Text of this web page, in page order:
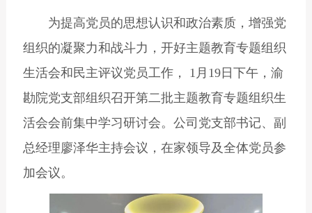
为提高党员的思想认识和政治素质，增强党
组织的凝聚力和战斗力，开好主题教育专题组织
生活会和民主评议党员工作， 1月19日下午，渝
勘院党支部组织召开第二批主题教育专题组织生
活会会前集中学习研讨会。公司党支部书记、副
总经理廖泽华主持会议，在家领导及全体党员参
加会议。